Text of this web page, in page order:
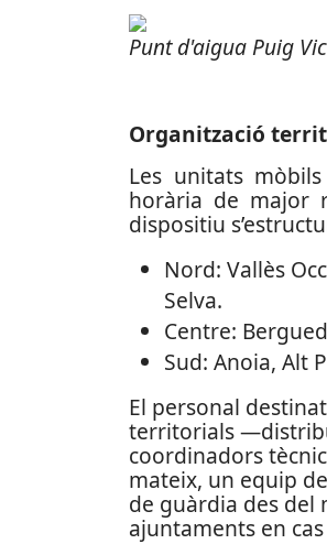
Punt d'aigua Puig
Organització
Les unitats
horària de major
dispositiu
Nord: Vallès
Selva.
Centre:
Sud: Anoia, Alt
El personal
territorials
coordinadors
mateix, un equip
de guàrdia des del
ajuntaments en